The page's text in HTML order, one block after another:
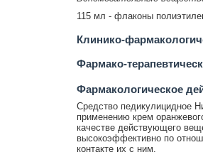
115 мл - флаконы
Клинико-
Фармако-
Фармакологическое
Средство педикулицидное
применению крем
качестве действующего
высокоэффективно по
контакте их с ним.